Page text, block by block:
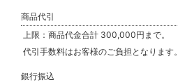
商品代引
上限：商品代金合計 300,000円まで。
代引手数料はお客様のご負担となります。
銀行振込